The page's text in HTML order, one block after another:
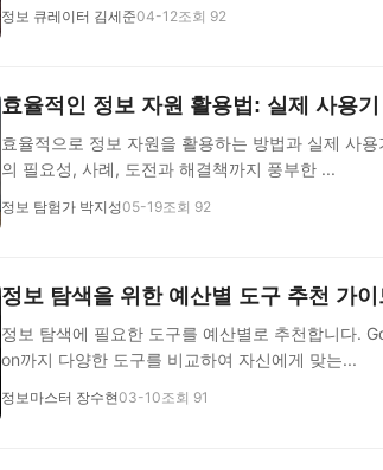
정보 큐레이터 김세준04-12조회 92
효율적인 정보 자원 활용법: 실제 사용기
효율적으로 정보 자원을 활용하는 방법과 실제 사
의 필요성, 사례, 도전과 해결책까지 풍부한 ...
정보 탐험가 박지성05-19조회 92
정보 탐색을 위한 예산별 도구 추천 가이
정보 탐색에 필요한 도구를 예산별로 추천합니다.
on까지 다양한 도구를 비교하여 자신에게 맞는...
정보마스터 장수현03-10조회 91